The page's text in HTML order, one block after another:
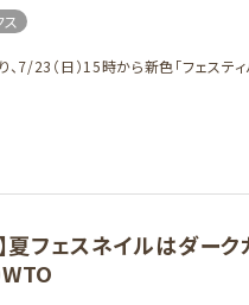
ス
、7/23（日）15時から新色「フェス
夏フェスネイルはダー